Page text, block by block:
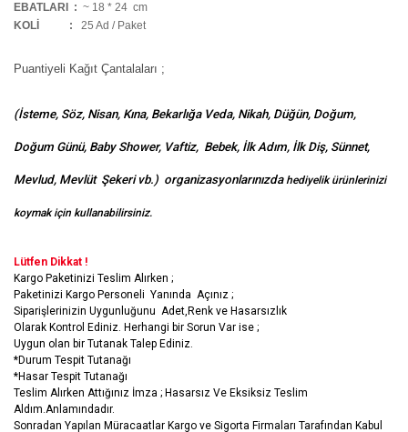
EBATLARI : ~ 18 * 24 cm
KOLİ
: 25 Ad / Paket
Puantiyeli Kağıt Çantalaları ;
(İsteme, Söz, Nisan, Kına, Bekarlığa Veda, Nikah, Düğün, Doğum,
Doğum Günü, Baby Shower, Vaftiz, Bebek, İlk Adım, İlk Diş, Sünnet,
Mevlud, Mevlüt Şekeri vb.) organizasyonlarınızdahediyelik ürünlerinizi
koymak için kullanabilirsiniz.
Lütfen Dikkat !
Kargo Paketinizi Teslim Alırken ;
Paketinizi Kargo Personeli Yanında Açınız ;
Siparişlerinizin Uygunluğunu Adet,Renk ve Hasarsızlık
Olarak Kontrol Ediniz. Herhangi bir Sorun Var ise ;
Uygun olan bir Tutanak Talep Ediniz.
*Durum Tespit Tutanağı
*Hasar Tespit Tutanağı
Teslim Alırken Attığınız İmza ; Hasarsız Ve Eksiksiz Teslim
Aldım.Anlamındadır.
Sonradan Yapılan Müracaatlar Kargo ve Sigorta Firmaları Tarafından Kabul